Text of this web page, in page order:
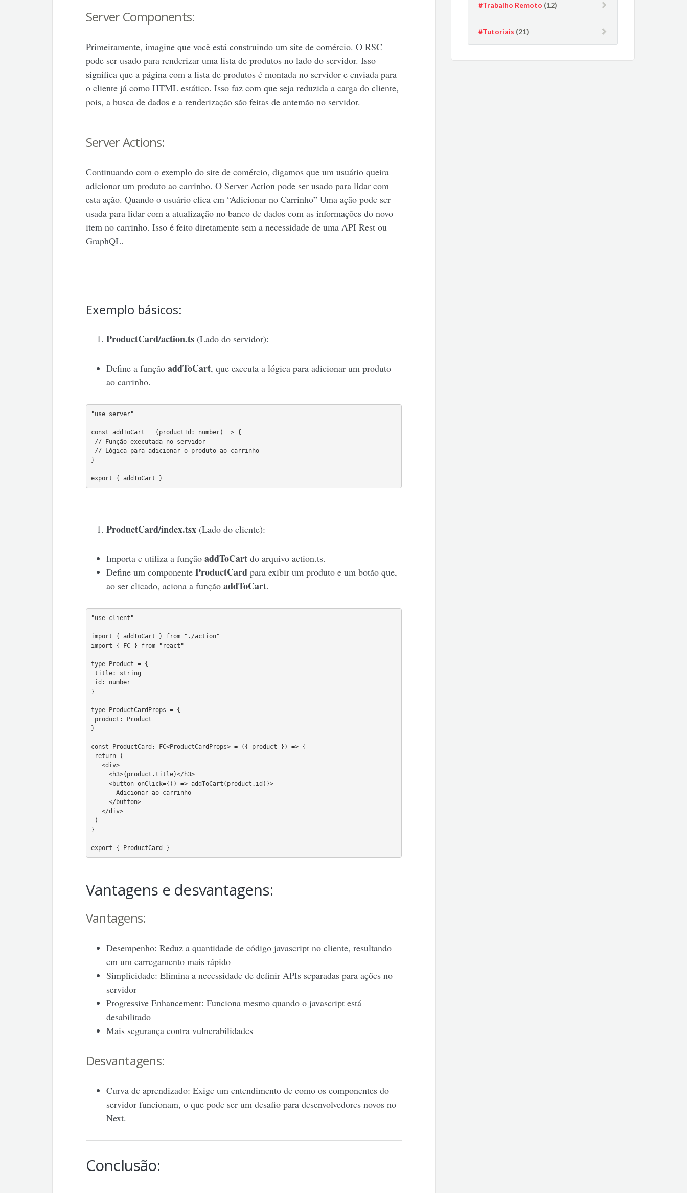
Server Components:
Primeiramente, imagine que você está construindo um site de comércio. O RSC
pode ser usado para renderizar uma lista de produtos no lado do servidor. Isso
significa que a página com a lista de produtos é montada no servidor e enviada para
o cliente já como HTML estático. Isso faz com que seja reduzida a carga do cliente,
pois, a busca de dados e a renderização são feitas de antemão no servidor.
Server Actions:
Continuando com o exemplo do site de comércio, digamos que um usuário queira
adicionar um produto ao carrinho. O Server Action pode ser usado para lidar com
esta ação. Quando o usuário clica em “Adicionar no Carrinho” Uma ação pode ser
usada para lidar com a atualização no banco de dados com as informações do novo
item no carrinho. Isso é feito diretamente sem a necessidade de uma API Rest ou
GraphQL.
Exemplo básicos:
ProductCard/action.ts(Lado do servidor):
Define a função addToCart, que executa a lógica para adicionar um produto
ao carrinho.
"use server"
const addToCart = (productId: number) => {
// Função executada no servidor
// Lógica para adicionar o produto ao carrinho
}
export { addToCart }
ProductCard/index.tsx(Lado do cliente):
Importa e utiliza a função addToCartdo arquivo action.ts.
Define um componente ProductCard para exibir um produto e um botão que,
ao ser clicado, aciona a função addToCart.
"use client"
import { addToCart } from "./action"
import { FC } from "react"
type Product = {
title: string
id: number
}
type ProductCardProps = {
product: Product
}
const ProductCard: FC<ProductCardProps> = ({ product }) => {
return (
<div>
<h3>{product.title}</h3>
<button onClick={() => addToCart(product.id)}>
Adicionar ao carrinho
</button>
</div>
)
}
export { ProductCard }
Vantagens e desvantagens:
Vantagens:
Desempenho: Reduz a quantidade de código javascript no cliente, resultando
em um carregamento mais rápido
Simplicidade: Elimina a necessidade de definir APIs separadas para ações no
servidor
Progressive Enhancement: Funciona mesmo quando o javascript está
desabilitado
Mais segurança contra vulnerabilidades
Desvantagens:
Curva de aprendizado: Exige um entendimento de como os componentes do
servidor funcionam, o que pode ser um desafio para desenvolvedores novos no
Next.
Conclusão:
#Trabalho Remoto (12)
#Tutoriais (21)